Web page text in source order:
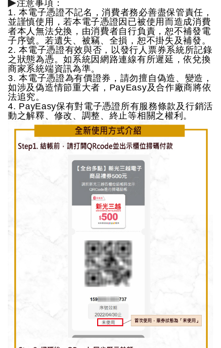
注意事項：
1. 本電子憑證不記名，消費者務必善盡保管責任，
並謹慎使用，若本電子憑證因已被使用而造成消費
者本人無法兌換，由消費者自行負責，恕不補發電
子序號。若遺失、被竊、全損，恕不掛失及補發。
2. 本電子憑證有效與否，以發行人票券系統所記錄
之狀態為憑。如系統因網路連線有所遲延，依兌換
商家系統端資訊為準。
3. 本電子憑證為有價證券，請勿擅自偽造、變造，
如涉及偽造情節重大者，PayEasy及合作廠商將依
法追究。
4. PayEasy保有對電子憑證所有服務條款及行銷活
動之解釋、修改、調整、終止等相關之權利。